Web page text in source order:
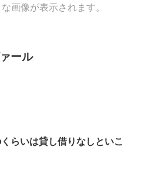
画像が表示されます。
ール
らいは貸し借りなしといこ